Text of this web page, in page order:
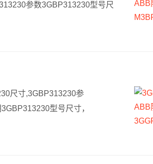
参数3GBP313230型号尺
尺寸,3GBP313230参
型号尺寸，